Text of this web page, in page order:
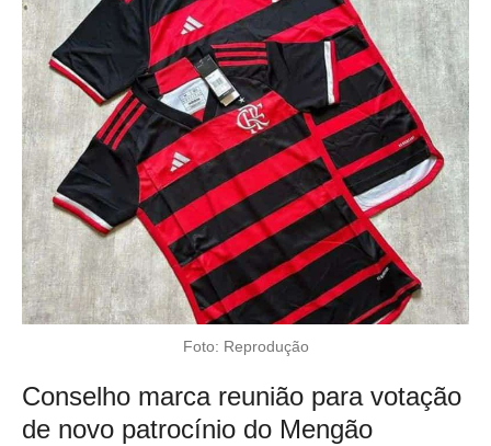
Foto: Reprodução
Conselho marca reunião para votação
de novo patrocínio do Mengão